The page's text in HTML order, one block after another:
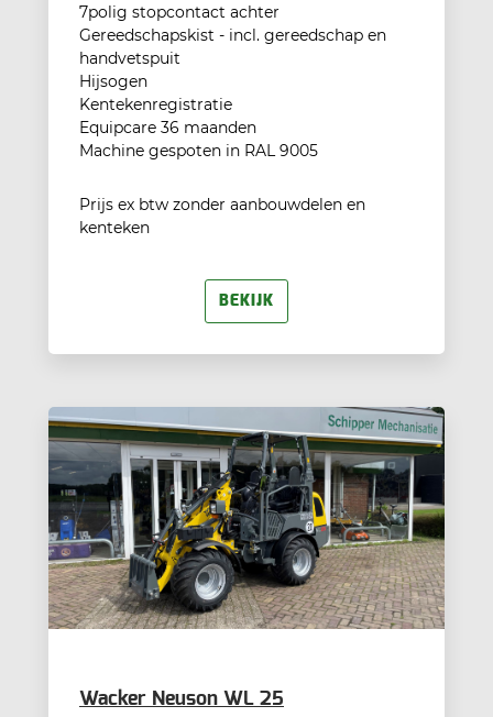
7polig stopcontact achter
Gereedschapskist - incl. gereedschap en
handvetspuit
Hijsogen
Kentekenregistratie
Equipcare 36 maanden
Machine gespoten in RAL 9005
Prijs ex btw zonder aanbouwdelen en
kenteken
BEKIJK
Wacker Neuson WL 25